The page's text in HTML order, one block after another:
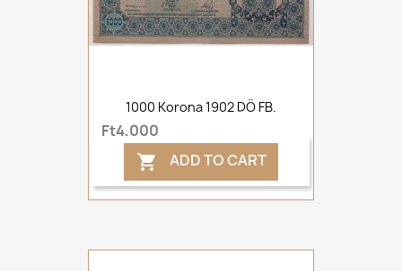
1000 Korona 1902 DÖ FB.
Ft4,000
 ADD TO CART